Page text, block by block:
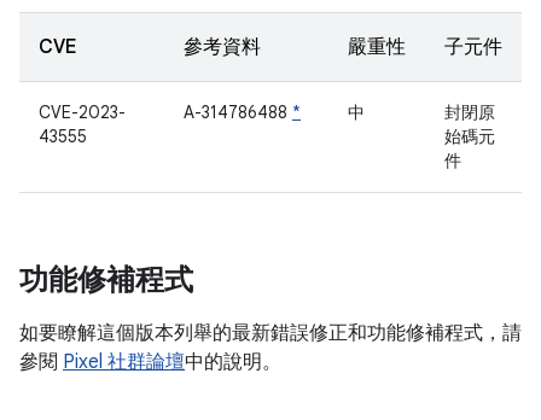
CVE 參考資料 嚴重性 子元件
CVE-2023-
43555
A-314786488 * 中
封閉原
始碼元
件
功能修補程式
如要瞭解這個版本列舉的最新錯誤修正和功能修補程式，請
參閱 Pixel 社群論壇中的說明。